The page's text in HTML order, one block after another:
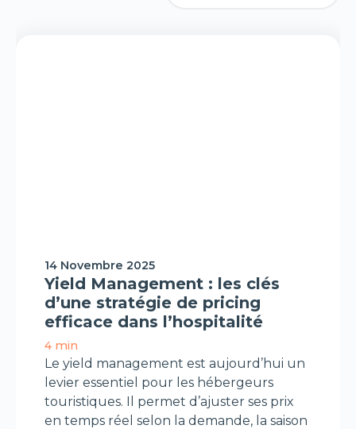
H-Expertiz
14 Novembre 2025
Yield Management : les clés
d’une stratégie de pricing
efficace dans l’hospitalité
4 min
Le yield management est aujourd’hui un
levier essentiel pour les hébergeurs
touristiques. Il permet d’ajuster ses prix
en temps réel selon la demande, la saison